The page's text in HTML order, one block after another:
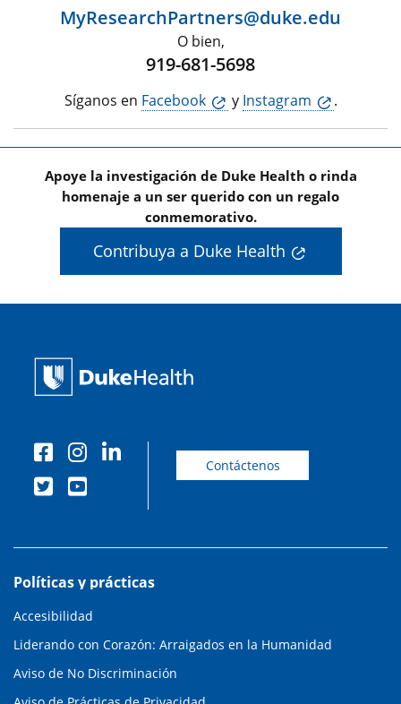
MyResearchPartners@duke.edu
O bien,
919-681-5698
Síganos en Facebook y Instagram .
Apoye la investigación de Duke Health o rinda
homenaje a un ser querido con un regalo
conmemorativo.
Contribuya a Duke Health
Contáctenos
Políticas y prácticas
Accesibilidad
Liderando con Corazón: Arraigados en la Humanidad
Aviso de No Discriminación